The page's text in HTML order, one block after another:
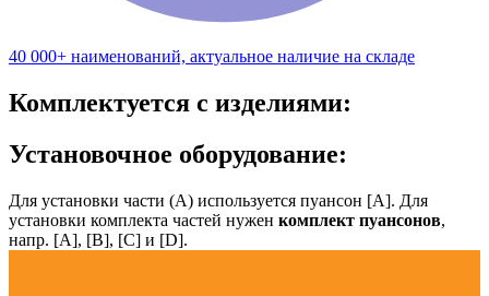
40 000+ наименований, актуальное наличие на складе
Комплектуется с изделиями:
Установочное оборудование:
Для установки части (А) используется пуансон [А]. Для
установки комплекта частей нужен комплект пуансонов,
напр. [А], [B], [С] и [D].